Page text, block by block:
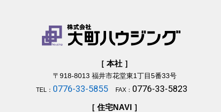
［ 本社 ］
〒918-8013 福井市花堂東1丁目5番33号
TEL： 0776-33-5855 FAX： 0776-33-5823
［ 住宅NAVI ］